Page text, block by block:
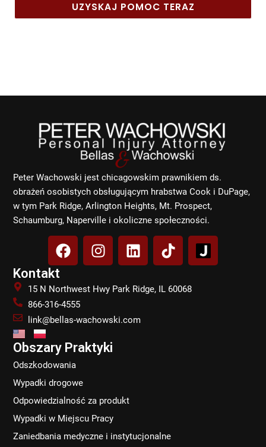
UZYSKAJ POMOC TERAZ
Peter Wachowski jest chicagowskim prawnikiem ds.
obrażeń osobistych obsługującym hrabstwa Cook i DuPage,
w tym Park Ridge, Arlington Heights, Mt. Prospect,
Schaumburg, Naperville i okoliczne społeczności.
F
a
c
e
b
o
k
I
n
s
t
g
a
m
L
i
n
k
d
T
i
k
t
Kontakt
15 N Northwest Hwy Park Ridge, IL 60068
866-316-4555
link@bellas-wachowski.com
Obszary Praktyki
Odszkodowania
Wypadki drogowe
Odpowiedzialność za produkt
Wypadki w Miejscu Pracy
Zaniedbania medyczne i instytucjonalne